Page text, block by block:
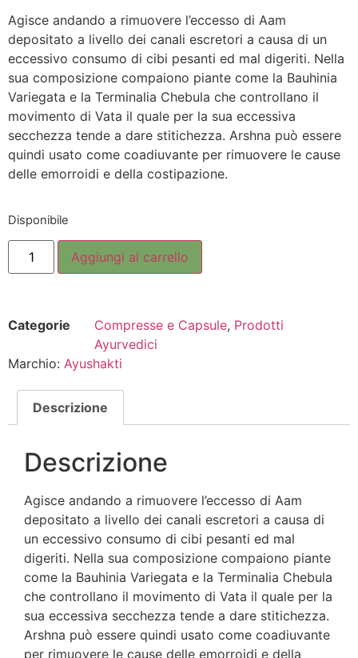
Agisce andando a rimuovere l’eccesso di Aam
depositato a livello dei canali escretori a causa di un
eccessivo consumo di cibi pesanti ed mal digeriti. Nella
sua composizione compaiono piante come la Bauhinia
Variegata e la Terminalia Chebula che controllano il
movimento di Vata il quale per la sua eccessiva
secchezza tende a dare stitichezza. Arshna può essere
quindi usato come coadiuvante per rimuovere le cause
delle emorroidi e della costipazione.
Disponibile
Aggiungi al carrello
Categorie Compresse e Capsule, Prodotti
Ayurvedici
Marchio: Ayushakti
Descrizione
Descrizione
Agisce andando a rimuovere l’eccesso di Aam
depositato a livello dei canali escretori a causa di
un eccessivo consumo di cibi pesanti ed mal
digeriti. Nella sua composizione compaiono piante
come la Bauhinia Variegata e la Terminalia Chebula
che controllano il movimento di Vata il quale per la
sua eccessiva secchezza tende a dare stitichezza.
Arshna può essere quindi usato come coadiuvante
per rimuovere le cause delle emorroidi e della